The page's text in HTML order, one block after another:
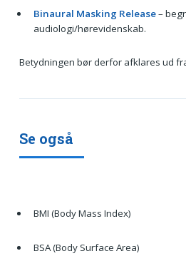
Binaural Masking Release–
audiologi/hørevidenskab.
Betydningen bør derfor afklares ud
Se også
BMI (Body Mass Index)
BSA (Body Surface Area)